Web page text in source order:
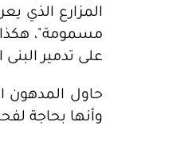
المزارع الذي
مسمومة"،
على تدمير
حاول المدهون
وأنها بحاجة